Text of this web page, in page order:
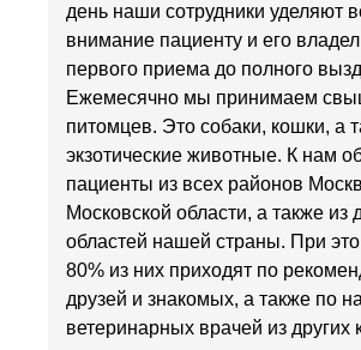
день наши сотрудники уделяют
внимание пациенту и его
первого приема до полного
Ежемесячно мы принимаем
питомцев. Это собаки, кошки, а
экзотические животные. К нам
пациенты из всех районов
Московской области, а также из
областей нашей страны. При
80% из них приходят по
друзей и знакомых, а также по
ветеринарных врачей из других